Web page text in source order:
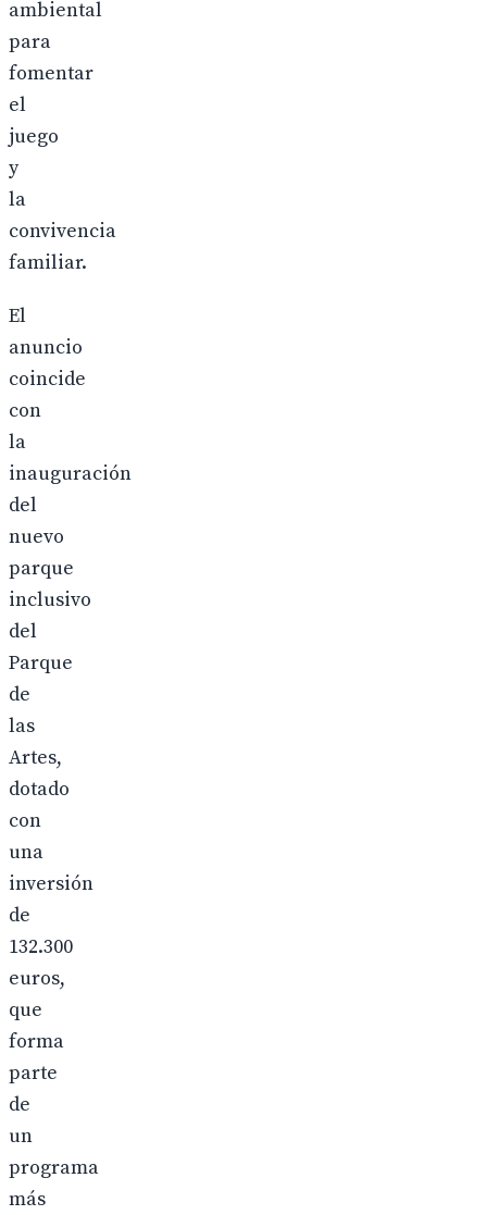
ambiental
para
fomentar
el
juego
y
la
convivencia
familiar.
El
anuncio
coincide
con
la
inauguración
del
nuevo
parque
inclusivo
del
Parque
de
las
Artes,
dotado
con
una
inversión
de
132.300
euros,
que
forma
parte
de
un
programa
más